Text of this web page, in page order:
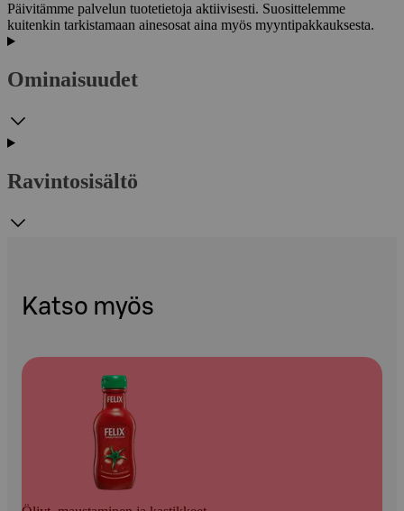
Päivitämme palvelun tuotetietoja aktiivisesti. Suosittelemme
kuitenkin tarkistamaan ainesosat aina myös myyntipakkauksesta.
Ominaisuudet
Ravintosisältö
Katso myös